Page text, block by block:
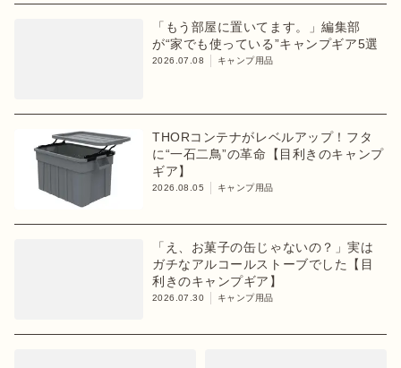
「もう部屋に置いてます。」編集部
が“家でも使っている”キャンプギア5選
2026.07.08 キャンプ用品
THORコンテナがレベルアップ！フタ
に“一石二鳥”の革命【目利きのキャンプ
ギア】
2026.08.05 キャンプ用品
「え、お菓子の缶じゃないの？」実は
ガチなアルコールストーブでした【目
利きのキャンプギア】
2026.07.30 キャンプ用品